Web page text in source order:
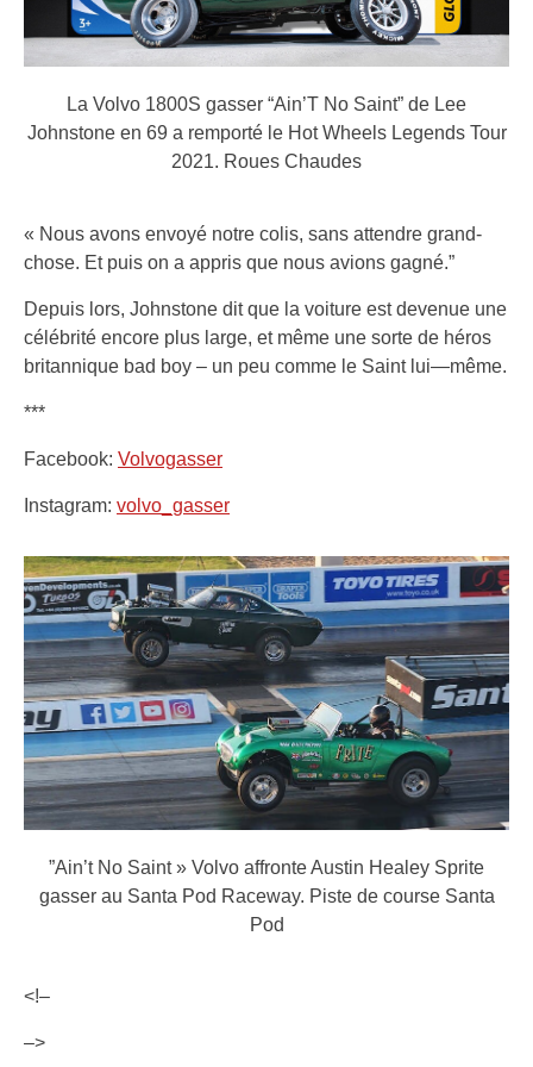
La Volvo 1800S gasser “Ain’T No Saint” de Lee
Johnstone en 69 a remporté le Hot Wheels Legends Tour
2021. Roues Chaudes
« Nous avons envoyé notre colis, sans attendre grand-
chose. Et puis on a appris que nous avions gagné.”
Depuis lors, Johnstone dit que la voiture est devenue une
célébrité encore plus large, et même une sorte de héros
britannique bad boy – un peu comme le Saint lui—même.
***
Facebook: Volvogasser
Instagram: volvo_gasser
”Ain’t No Saint » Volvo affronte Austin Healey Sprite
gasser au Santa Pod Raceway. Piste de course Santa
Pod
<!–
–>